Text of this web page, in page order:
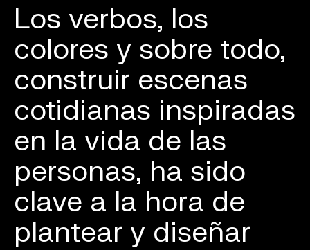
Los verbos, los
colores y sobre todo,
construir escenas
cotidianas inspiradas
en la vida de las
personas, ha sido
clave a la hora de
plantear y diseñar